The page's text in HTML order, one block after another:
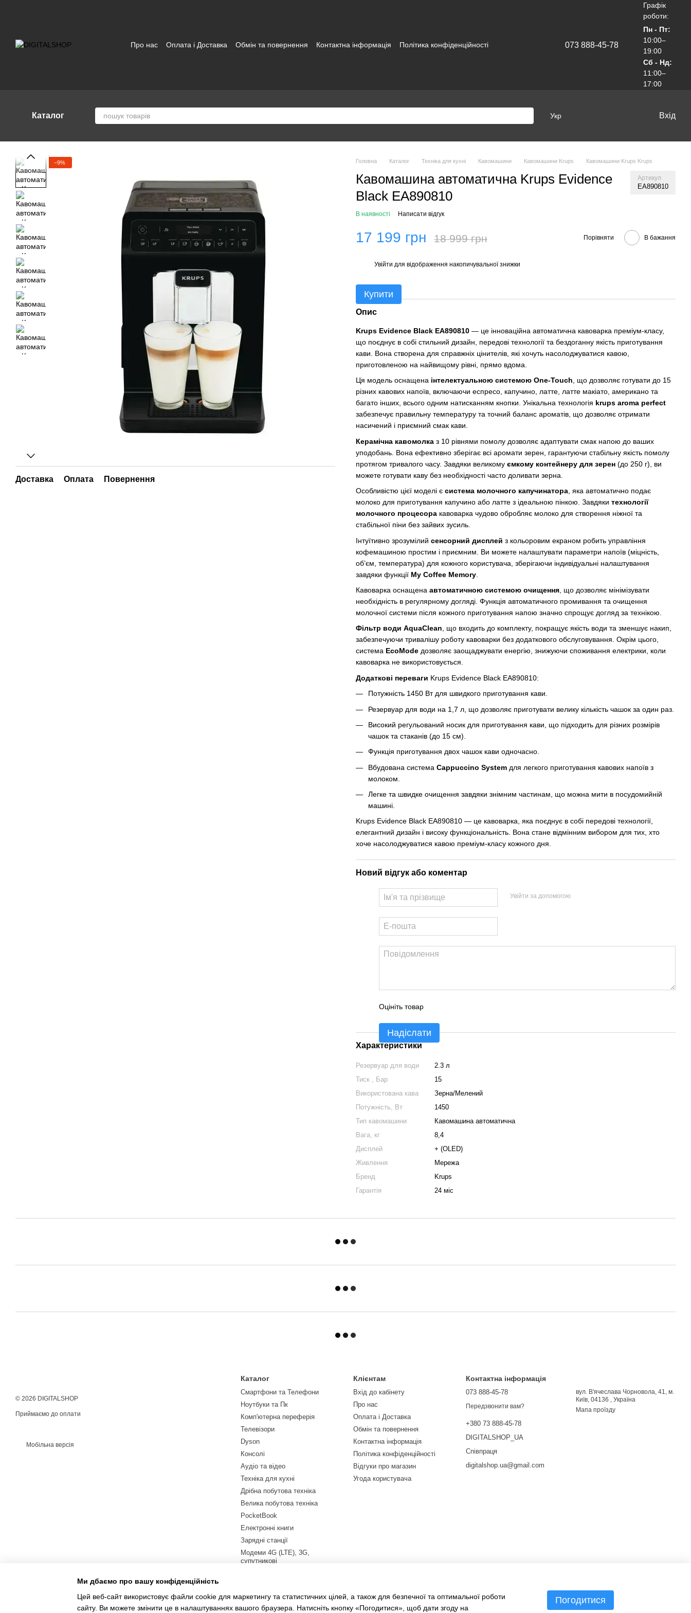
Про нас Оплата і Доставка Обмін та повернення Контактна інформація
Політика конфіденційності
073 888-45-78
Графік
роботи:
Пн - Пт:
10:00–
19:00
Сб - Нд:
11:00–
17:00
Каталог Укр Вхід
−9%
Доставка Оплата Повернення
Головна Каталог Техніка для кухні Кавомашини Кавомашини Krups Кавомашини Krups Krups
Кавомашина автоматична Krups Evidence
Black EA890810
Артикул
EA890810
В наявності Написати відгук
17 199 грн 18 999 грн Порівняти В бажання
Увійти для відображення накопичувальної знижки
Купити
Опис
Krups Evidence Black EA890810 — це інноваційна автоматична кавоварка преміум-класу,
що поєднує в собі стильний дизайн, передові технології та бездоганну якість приготування
кави. Вона створена для справжніх цінителів, які хочуть насолоджуватися кавою,
приготовленою на найвищому рівні, прямо вдома.
Ця модель оснащена інтелектуальною системою One-Touch, що дозволяє готувати до 15
різних кавових напоїв, включаючи еспресо, капучино, латте, латте макіато, американо та
багато інших, всього одним натисканням кнопки. Унікальна технологія krups aroma perfect
забезпечує правильну температуру та точний баланс ароматів, що дозволяє отримати
насичений і приємний смак кави.
Керамічна кавомолка з 10 рівнями помолу дозволяє адаптувати смак напою до ваших
уподобань. Вона ефективно зберігає всі аромати зерен, гарантуючи стабільну якість помолу
протягом тривалого часу. Завдяки великому ємкому контейнеру для зерен (до 250 г), ви
можете готувати каву без необхідності часто доливати зерна.
Особливістю цієї моделі є система молочного капучинатора , яка автоматично подає
молоко для приготування капучино або латте з ідеальною пінкою. Завдяки технології
молочного процесора кавоварка чудово обробляє молоко для створення ніжної та
стабільної піни без зайвих зусиль.
Інтуїтивно зрозумілий сенсорний дисплей з кольоровим екраном робить управління
кофемашиною простим і приємним. Ви можете налаштувати параметри напоїв (міцність,
об’єм, температура) для кожного користувача, зберігаючи індивідуальні налаштування
завдяки функції My Coffee Memory
Кавоварка оснащена автоматичною системою очищення , що дозволяє мінімізувати
необхідність в регулярному догляді. Функція автоматичного промивання та очищення
молочної системи після кожного приготування напою значно спрощує догляд за технікою.
Фільтр води AquaClean, що входить до комплекту, покращує якість води та зменшує накип,
забезпечуючи тривалішу роботу кавоварки без додаткового обслуговування. Окрім цього,
система EcoMode дозволяє заощаджувати енергію, знижуючи споживання електрики, коли
кавоварка не використовується.
Додаткові переваги Krups Evidence Black EA890810:
Потужність 1450 Вт для швидкого приготування кави.
Резервуар для води на 1,7 л, що дозволяє приготувати велику кількість чашок за один раз.
Високий регульований носик для приготування кави, що підходить для різних розмірів
чашок та стаканів (до 15 см).
Функція приготування двох чашок кави одночасно.
Вбудована система Cappuccino System для легкого приготування кавових напоїв з
молоком.
Легке та швидке очищення завдяки знімним частинам, що можна мити в посудомийній
машині.
Krups Evidence Black EA890810 — це кавоварка, яка поєднує в собі передові технології,
елегантний дизайн і високу функціональність. Вона стане відмінним вибором для тих, хто
хоче насолоджуватися кавою преміум-класу кожного дня.
Новий відгук або коментар
Увійти за допомогою
Оцініть товар
Надіслати
Характеристики
Резервуар для води
2.3 л
Тиск , Бар
15
Використована кава
Зерна/Мелений
Потужність, Вт
1450
Тип кавомашини
Кавомашина автоматична
Вага, кг
8,4
Дисплей
+ (OLED)
Живлення
Мережа
Бренд
Krups
Гарантія
24 міс
© 2026 DIGITALSHOP
Приймаємо до оплати
Мобільна версія
Каталог
Смартфони та Телефони
Ноутбуки та Пк
Комп'ютерна переферія
Телевізори
Dyson
Консолі
Аудіо та відео
Техніка для кухні
Дрібна побутова техніка
Велика побутова техніка
PocketBook
Електронні книги
Зарядні станції
Модеми 4G (LTE), 3G,
супутникові
LEGO
Клієнтам
Вхід до кабінету
Про нас
Оплата і Доставка
Обмін та повернення
Контактна інформація
Політика конфіденційності
Відгуки про магазин
Угода користувача
Контактна інформація
073 888-45-78
Передзвонити вам?
+380 73 888-45-78
DIGITALSHOP_UA
Співпраця
digitalshop.ua@gmail.com
вул. В'ячеслава Чорновола, 41, м.
Київ, 04136 , Україна
Мапа проїзду
Ми дбаємо про вашу конфіденційність
Цей веб-сайт використовує файли cookie для маркетингу та статистичних цілей, а також для безпечної та оптимальної роботи
сайту. Ви можете змінити це в налаштуваннях вашого браузера. Натисніть кнопку «Погодитися», щоб дати згоду на
Погодитися